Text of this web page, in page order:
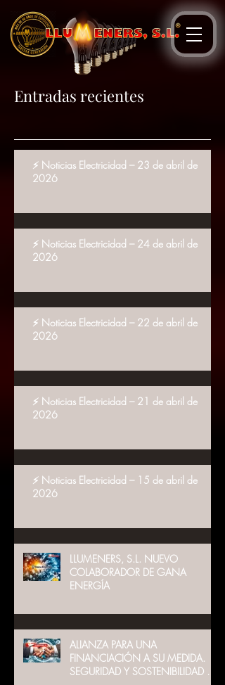
Entradas recientes
⚡ Noticias Electricidad – 23 de abril de
2026
⚡ Noticias Electricidad – 24 de abril de
2026
⚡ Noticias Electricidad – 22 de abril de
2026
⚡ Noticias Electricidad – 21 de abril de
2026
⚡ Noticias Electricidad – 15 de abril de
2026
LLUMENERS, S.L. NUEVO
COLABORADOR DE GANA
ENERGÍA
ALIANZA PARA UNA
FINANCIACIÓN A SU MEDIDA.
SEGURIDAD Y SOSTENIBILIDAD AL